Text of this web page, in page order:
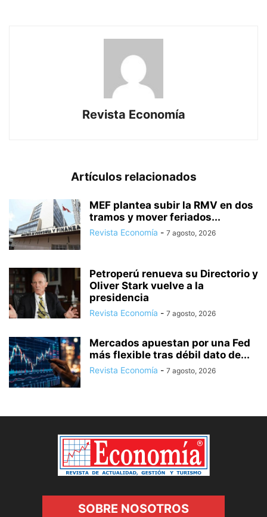
Revista Economía
Artículos relacionados
MEF plantea subir la RMV en dos
tramos y mover feriados...
Revista Economía - 7 agosto, 2026
Petroperú renueva su Directorio y
Oliver Stark vuelve a la
presidencia
Revista Economía - 7 agosto, 2026
Mercados apuestan por una Fed
más flexible tras débil dato de...
Revista Economía - 7 agosto, 2026
SOBRE NOSOTROS